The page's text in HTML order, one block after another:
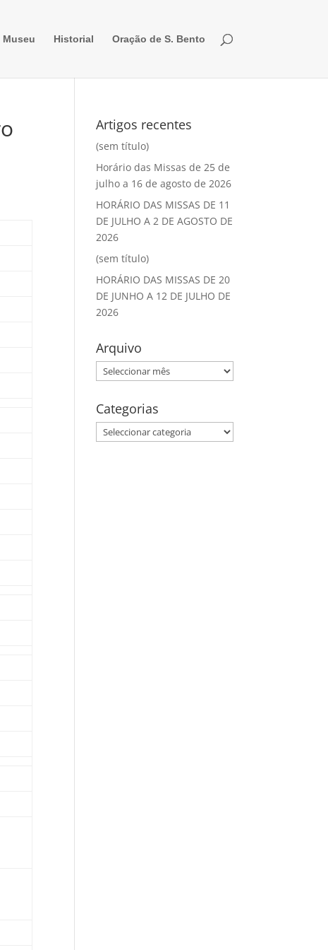
Museu Historial Oração de S. Bento
Artigos recentes
(sem título)
Horário das Missas de 25 de
julho a 16 de agosto de 2026
HORÁRIO DAS MISSAS DE 11
DE JULHO A 2 DE AGOSTO DE
2026
(sem título)
HORÁRIO DAS MISSAS DE 20
DE JUNHO A 12 DE JULHO DE
2026
Arquivo
Arquivo
Categorias
Categorias